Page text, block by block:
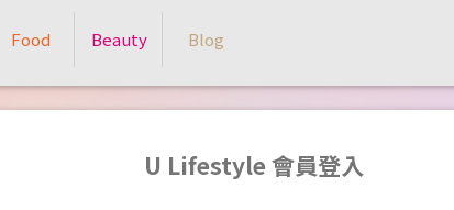
Food Beauty Blog
U Lifestyle 會員登入